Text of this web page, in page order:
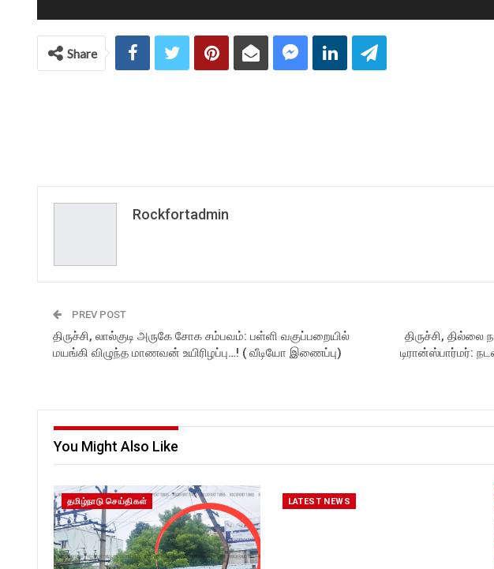
Share
Rockfortadmin
PREV POST
திருச்சி, லால்குடி அருகே சோக சம்பவம்: பள்ளி வகுப்பறையில்
மயங்கி விழுந்த மாணவன் உயிரிழப்பு…! ( வீடியோ இணைப்பு)
திருச்சி, தில்லை
டிரான்ஸ்பார்மர்:
You Might Also Like
தமிழ்நாடு செய்திகள் LATEST NEWS